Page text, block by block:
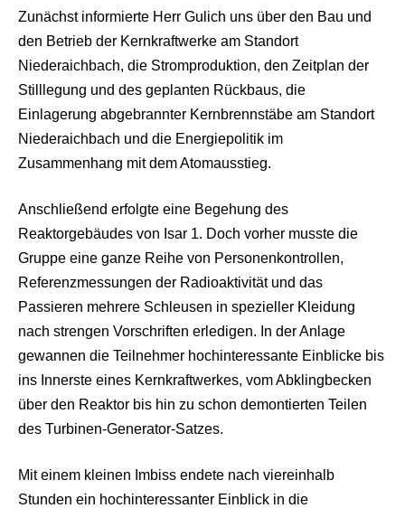
Zunächst informierte Herr Gulich uns über den Bau und
den Betrieb der Kernkraftwerke am Standort
Niederaichbach, die Stromproduktion, den Zeitplan der
Stilllegung und des geplanten Rückbaus, die
Einlagerung abgebrannter Kernbrennstäbe am Standort
Niederaichbach und die Energiepolitik im
Zusammenhang mit dem Atomausstieg.
Anschließend erfolgte eine Begehung des
Reaktorgebäudes von Isar 1. Doch vorher musste die
Gruppe eine ganze Reihe von Personenkontrollen,
Referenzmessungen der Radioaktivität und das
Passieren mehrere Schleusen in spezieller Kleidung
nach strengen Vorschriften erledigen. In der Anlage
gewannen die Teilnehmer hochinteressante Einblicke bis
ins Innerste eines Kernkraftwerkes, vom Abklingbecken
über den Reaktor bis hin zu schon demontierten Teilen
des Turbinen-Generator-Satzes.
Mit einem kleinen Imbiss endete nach viereinhalb
Stunden ein hochinteressanter Einblick in die